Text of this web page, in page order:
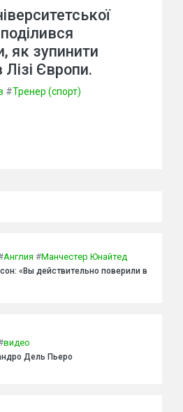
як зупинити
Європи.
#Тренер (спорт)
Англия #Манчестер Юнайтед
«Вы действительно поверили в
видео
Дель Пьеро